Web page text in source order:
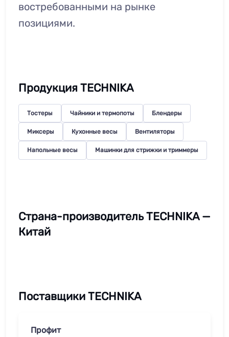
востребованными на рынке
позициями.
Продукция TECHNIKA
Тостеры Чайники и термопоты Блендеры
Миксеры Кухонные весы Вентиляторы
Напольные весы Машинки для стрижки и триммеры
Страна-производитель TECHNIKA —
Китай
Поставщики TECHNIKA
Профит